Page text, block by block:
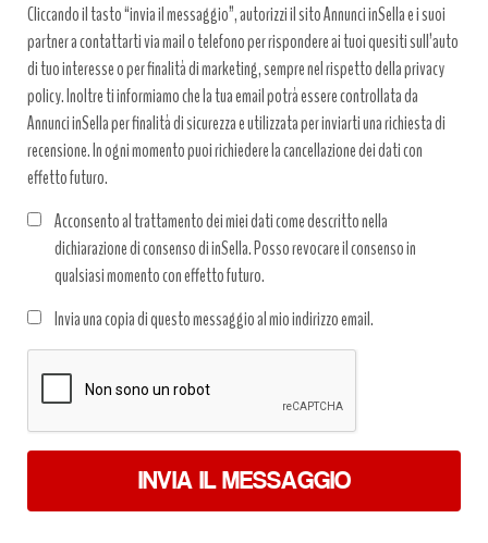
Cliccando il tasto “invia il messaggio”, autorizzi il sito Annunci inSella e i suoi
partner a contattarti via mail o telefono per rispondere ai tuoi quesiti sull’auto
di tuo interesse o per finalità di marketing, sempre nel rispetto della privacy
policy. Inoltre ti informiamo che la tua email potrà essere controllata da
Annunci inSella per finalità di sicurezza e utilizzata per inviarti una richiesta di
recensione. In ogni momento puoi richiedere la cancellazione dei dati con
effetto futuro.
Acconsento al trattamento dei miei dati come descritto nella
dichiarazione di consenso di inSella. Posso revocare il consenso in
qualsiasi momento con effetto futuro.
dati
*
Invia una copia di questo messaggio al mio indirizzo email.
INVIA IL MESSAGGIO